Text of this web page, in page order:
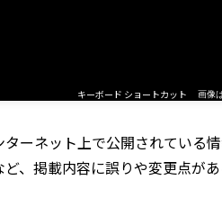
キーボード ショートカット 画像
ーネット上で公開されている情
、掲載内容に誤りや変更点が